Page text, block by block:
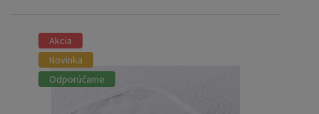
Akcia
Novinka
Odporúčame